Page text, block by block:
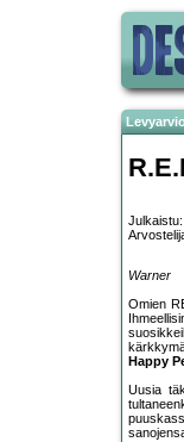
Warner
Omien
Happy
Uusia